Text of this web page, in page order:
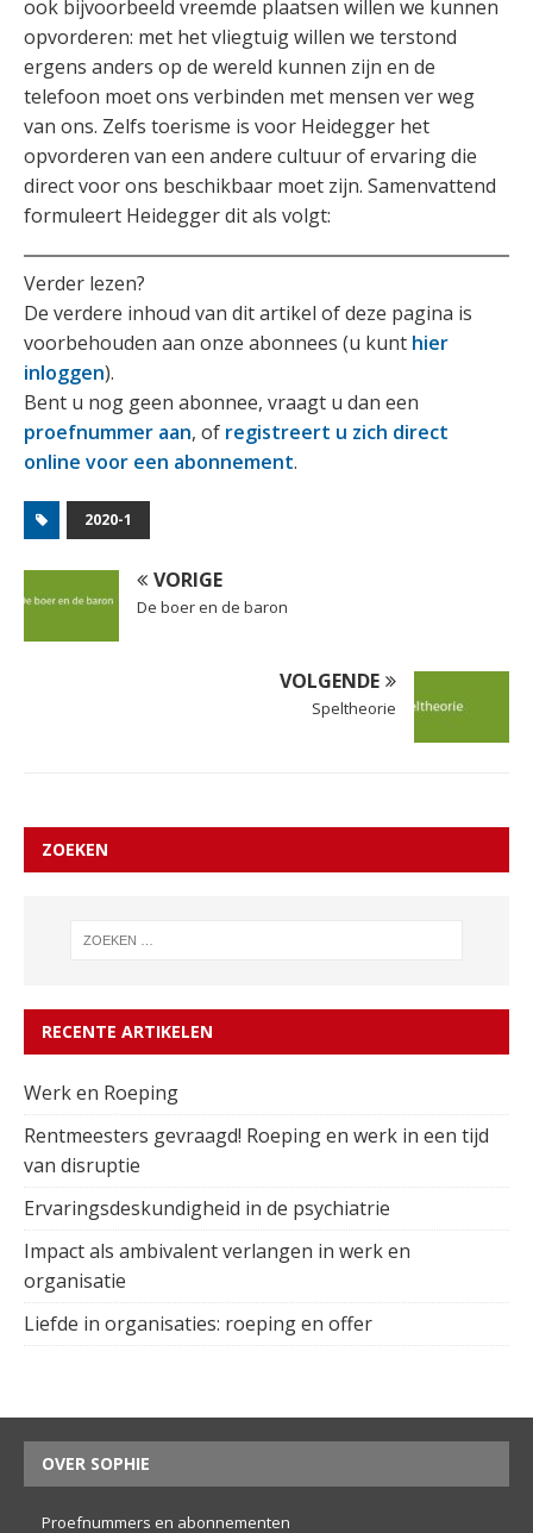
ook bijvoorbeeld vreemde plaatsen willen we kunnen
opvorderen: met het vliegtuig willen we terstond
ergens anders op de wereld kunnen zijn en de
telefoon moet ons verbinden met mensen ver weg
van ons. Zelfs toerisme is voor Heidegger het
opvorderen van een andere cultuur of ervaring die
direct voor ons beschikbaar moet zijn. Samenvattend
formuleert Heidegger dit als volgt:
Verder lezen?
De verdere inhoud van dit artikel of deze pagina is
voorbehouden aan onze abonnees (u kunt hier
inloggen).
Bent u nog geen abonnee, vraagt u dan een
proefnummer aan, of registreert u zich direct
online voor een abonnement.
2020-1
VORIGE
De boer en de baron
VOLGENDE
Speltheorie
ZOEKEN
RECENTE ARTIKELEN
Werk en Roeping
Rentmeesters gevraagd! Roeping en werk in een tijd
van disruptie
Ervaringsdeskundigheid in de psychiatrie
Impact als ambivalent verlangen in werk en
organisatie
Liefde in organisaties: roeping en offer
OVER SOPHIE
Proefnummers en abonnementen